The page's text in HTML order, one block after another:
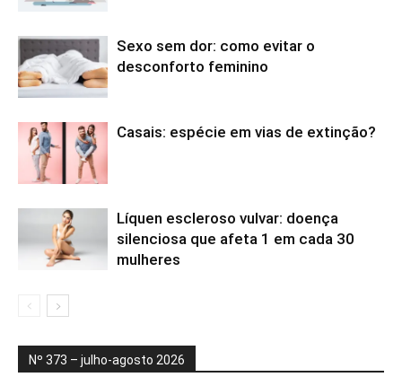
Sexo sem dor: como evitar o
desconforto feminino
Casais: espécie em vias de extinção?
Líquen escleroso vulvar: doença
silenciosa que afeta 1 em cada 30
mulheres
Nº 373 – julho-agosto 2026